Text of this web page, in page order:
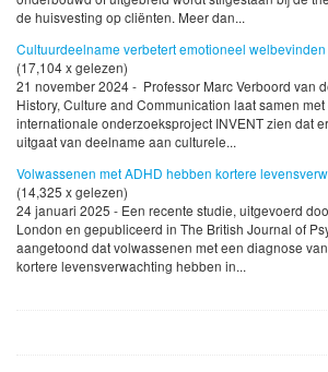
de huisvesting op cliënten. Meer dan...
Cultuurdeelname verbetert emotioneel welbevinden
(17,104 x gelezen)
21 november 2024 - Professor Marc Verboord van
History, Culture and Communication laat samen met
internationale onderzoeksproject INVENT zien dat
uitgaat van deelname aan culturele...
Volwassenen met ADHD hebben kortere
(14,325 x gelezen)
24 januari 2025 - Een recente studie, uitgevoerd
London en gepubliceerd in The British Journal of
aangetoond dat volwassenen met een diagnose
kortere levensverwachting hebben in...